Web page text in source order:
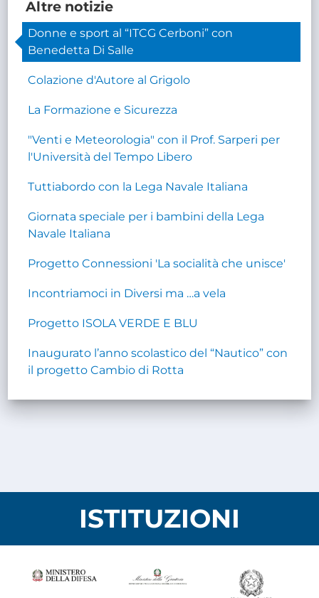
Altre notizie
Donne e sport al “ITCG Cerboni” con
Benedetta Di Salle
Colazione d'Autore al Grigolo
La Formazione e Sicurezza
"Venti e Meteorologia" con il Prof. Sarperi per
l'Università del Tempo Libero
Tuttiabordo con la Lega Navale Italiana
Giornata speciale per i bambini della Lega
Navale Italiana
Progetto Connessioni 'La socialità che unisce'
Incontriamoci in Diversi ma …a vela
Progetto ISOLA VERDE E BLU
Inaugurato l’anno scolastico del “Nautico” con
il progetto Cambio di Rotta
ISTITUZIONI